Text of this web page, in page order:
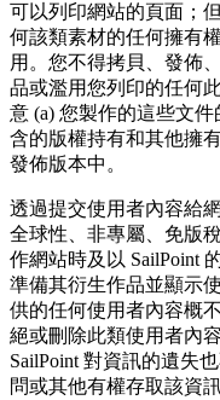
可以列印網站的頁面；
何該類素材的任何擁有
用。您不得拷貝、發佈
品或濫用您列印的任何
意 (a) 您製作的這些文
含的版權持有和其他擁
發佈版本中。
透過提交使用者內容給
全球性、非專屬、免版
作網站時及以 SailPoint
準備其衍生作品並顯示
供的任何使用者內容概
絕或刪除此類使用者內
SailPoint 對資訊的遺失
問或其他有權存取該資